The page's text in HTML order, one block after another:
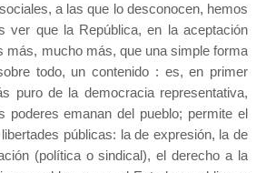
a las que lo desconocen, hemos
ver que la República, en la aceptación
más, mucho más, que una simple forma
todo, un contenido : es, en primer
puro de la democracia representativa,
poderes emanan del pueblo; permite el
públicas: la de expresión, la de
(política o sindical), el derecho a la